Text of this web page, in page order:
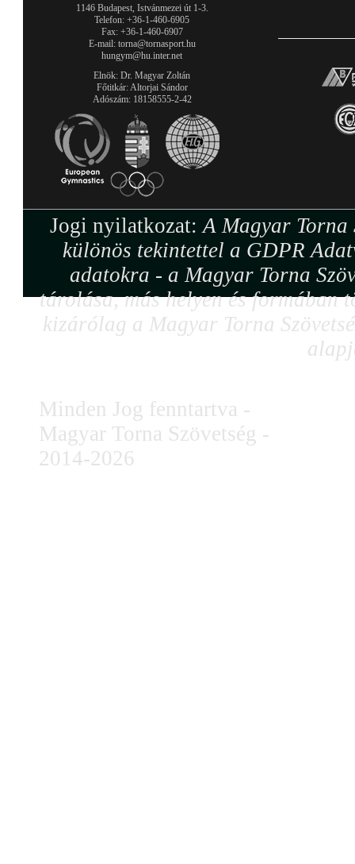
1146 Budapest, Istvánmezei út 1-3.
Telefon: +36-1-460-6905
Fax: +36-1-460-6907
E-mail: torna@tornasport.hu
hungym@hu.inter.net
Elnök: Dr. Magyar Zoltán
Főtitkár: Altorjai Sándor
Adószám: 18158555-2-42
Jogi nyilatkozat:A Magyar Torna
különös tekintettel a GDPR
adatokra - a Magyar Torna
tárolása, más helyen és formában
kizárólag a Magyar Torna
Minden Jog fenntartva -
Magyar Torna Szövetség -
2014-2026